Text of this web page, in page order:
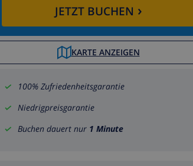
JETZT BUCHEN ›
KARTE ANZEIGEN
100% Zufriedenheitsgarantie
Niedrigpreisgarantie
Buchen dauert nur 1 Minute